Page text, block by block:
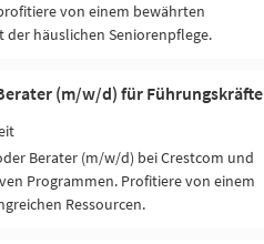
von einem bewährten
häuslichen Seniorenpflege.
(m/w/d) für Führungskräfte
Berater (m/w/d) bei Crestcom und
Programmen. Profitiere von einem
Ressourcen.